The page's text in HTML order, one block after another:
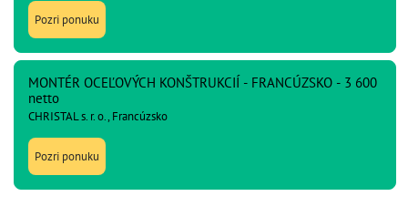
Pozri ponuku
MONTÉR OCEĽOVÝCH KONŠTRUKCIÍ - FRANCÚZSKO - 3 600
netto
CHRISTAL s. r. o., Francúzsko
Pozri ponuku